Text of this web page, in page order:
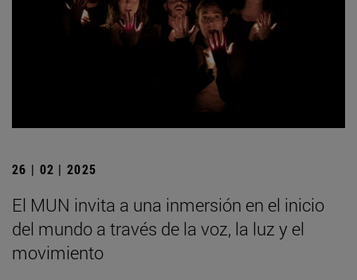
26 | 02 | 2025
El MUN invita a una inmersión en el inicio
del mundo a través de la voz, la luz y el
movimiento